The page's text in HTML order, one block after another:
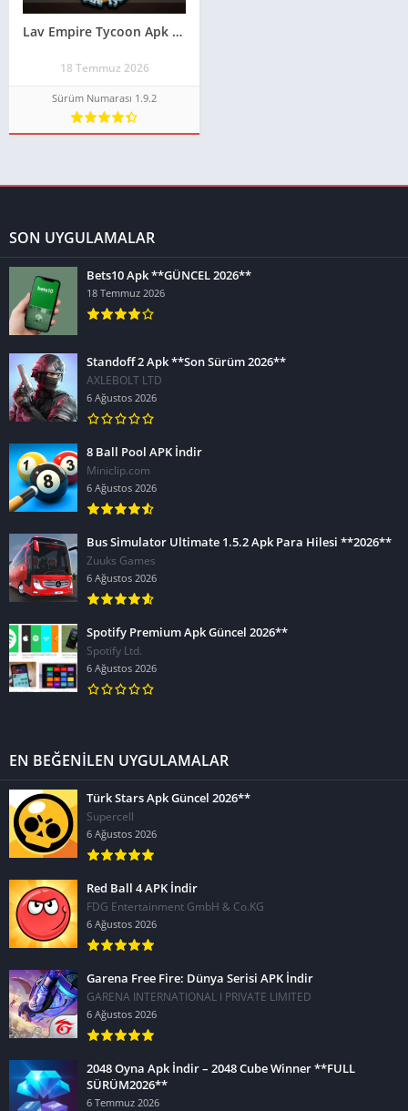
Lav Empire Tycoon Apk v1.9.2 MOD APK – PARA HİLELİ ** MOD APK 2026**
18 Temmuz 2026
Sürüm Numarası 1.9.2
SON UYGULAMALAR
Bets10 Apk **GÜNCEL 2026**
18 Temmuz 2026
Standoff 2 Apk **Son Sürüm 2026**
AXLEBOLT LTD
6 Ağustos 2026
8 Ball Pool APK İndir
Miniclip.com
6 Ağustos 2026
Bus Simulator Ultimate 1.5.2 Apk Para Hilesi **2026**
Zuuks Games
6 Ağustos 2026
Spotify Premium Apk Güncel 2026**
Spotify Ltd.
6 Ağustos 2026
EN BEĞENİLEN UYGULAMALAR
Türk Stars Apk Güncel 2026**
Supercell
6 Ağustos 2026
Red Ball 4 APK İndir
FDG Entertainment GmbH & Co.KG
6 Ağustos 2026
Garena Free Fire: Dünya Serisi APK İndir
GARENA INTERNATIONAL I PRIVATE LIMITED
6 Ağustos 2026
2048 Oyna Apk İndir – 2048 Cube Winner **FULL
SÜRÜM2026**
6 Temmuz 2026